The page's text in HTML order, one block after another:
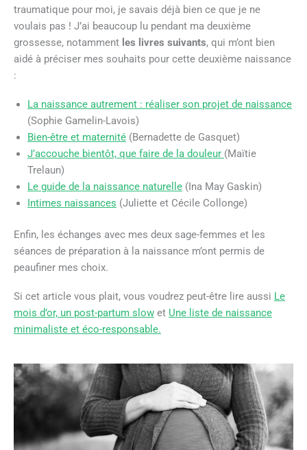
traumatique pour moi, je savais déjà bien ce que je ne
voulais pas ! J’ai beaucoup lu pendant ma deuxième
grossesse, notamment les livres suivants, qui m’ont bien
aidé à préciser mes souhaits pour cette deuxième naissance
:
La naissance autrement : réaliser son projet de naissance
(Sophie Gamelin-Lavois)
Bien-être et maternité (Bernadette de Gasquet)
J’accouche bientôt, que faire de la douleur (Maïtie
Trelaun)
Le guide de la naissance naturelle (Ina May Gaskin)
Intimes naissances (Juliette et Cécile Collonge)
Enfin, les échanges avec mes deux sage-femmes et les
séances de préparation à la naissance m’ont permis de
peaufiner mes choix.
Si cet article vous plait, vous voudrez peut-être lire aussi Le
mois d’or, un post-partum slow et Une liste de naissance
minimaliste et éco-responsable.